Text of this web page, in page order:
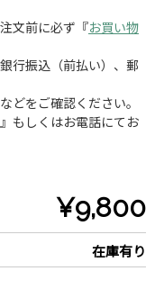
文前に必ず『お買い物
行振込（前払い）、郵
どをご確認ください。
』もしくはお電話にてお
¥9,800
在庫有り